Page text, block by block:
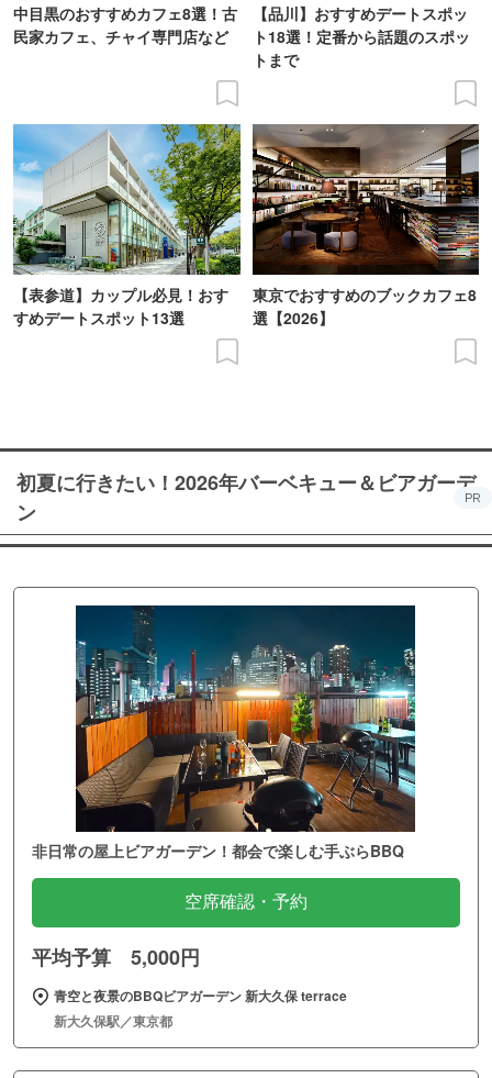
中目黒のおすすめカフェ8選！古
民家カフェ、チャイ専門店など
【品川】おすすめデートスポッ
ト18選！定番から話題のスポッ
トまで
【表参道】カップル必見！おす
すめデートスポット13選
東京でおすすめのブックカフェ8
選【2026】
初夏に行きたい！2026年バーベキュー＆ビアガーデ
ン
PR
非日常の屋上ビアガーデン！都会で楽しむ手ぶらBBQ
空席確認・予約
平均予算 5,000円
青空と夜景のBBQビアガーデン 新大久保 terrace
新大久保駅／東京都